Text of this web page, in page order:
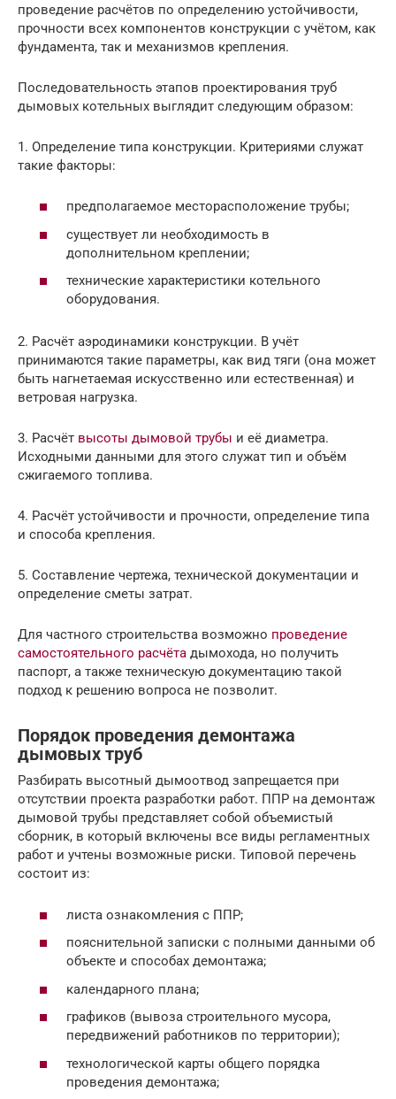
проведение расчётов по определению устойчивости,
прочности всех компонентов конструкции с учётом, как
фундамента, так и механизмов крепления.
Последовательность этапов проектирования труб
дымовых котельных выглядит следующим образом:
1. Определение типа конструкции. Критериями служат
такие факторы:
предполагаемое месторасположение трубы;
существует ли необходимость в
дополнительном креплении;
технические характеристики котельного
оборудования.
2. Расчёт аэродинамики конструкции. В учёт
принимаются такие параметры, как вид тяги (она может
быть нагнетаемая искусственно или естественная) и
ветровая нагрузка.
3. Расчёт высоты дымовой трубы и её диаметра.
Исходными данными для этого служат тип и объём
сжигаемого топлива.
4. Расчёт устойчивости и прочности, определение типа
и способа крепления.
5. Составление чертежа, технической документации и
определение сметы затрат.
Для частного строительства возможно проведение
самостоятельного расчёта дымохода, но получить
паспорт, а также техническую документацию такой
подход к решению вопроса не позволит.
Порядок проведения демонтажа
дымовых труб
Разбирать высотный дымоотвод запрещается при
отсутствии проекта разработки работ. ППР на демонтаж
дымовой трубы представляет собой объемистый
сборник, в который включены все виды регламентных
работ и учтены возможные риски. Типовой перечень
состоит из:
листа ознакомления с ППР;
пояснительной записки с полными данными об
объекте и способах демонтажа;
календарного плана;
графиков (вывоза строительного мусора,
передвижений работников по территории);
технологической карты общего порядка
проведения демонтажа;